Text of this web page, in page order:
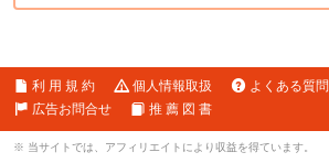
利 用 規 約 個人情報取扱 よくある質問
広告お問合せ
推 薦 図 書
※ 当サイトでは、アフィリエイトにより収益を得ています。